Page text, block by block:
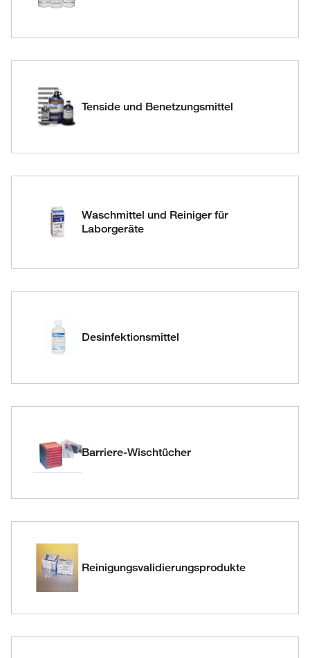
Tenside und Benetzungsmittel
Waschmittel und Reiniger für
Laborgeräte
Desinfektionsmittel
Barriere-Wischtücher
Reinigungsvalidierungsprodukte